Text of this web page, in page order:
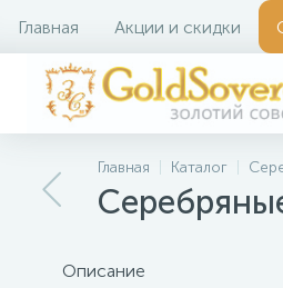
Главная Акции и скидки
Главная Каталог
Описание